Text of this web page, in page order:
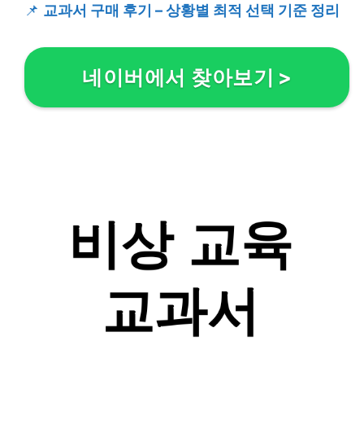
📌 교과서 구매 후기 – 상황별 최적 선택 기준 정리
네이버에서 찾아보기 >